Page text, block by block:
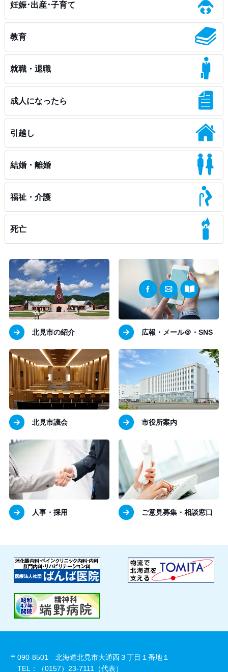
妊娠･出産･子育て
教育
就職・退職
成人になったら
引越し
結婚・離婚
福祉・介護
死亡
北見市の紹介 広報・メール＠・SNS
北見市議会 市役所案内
人事・採用 ご意見募集・相談窓口
〒090-8501 北海道北見市大通西３丁目１番地１
TEL：（0157）23-7111（代表）